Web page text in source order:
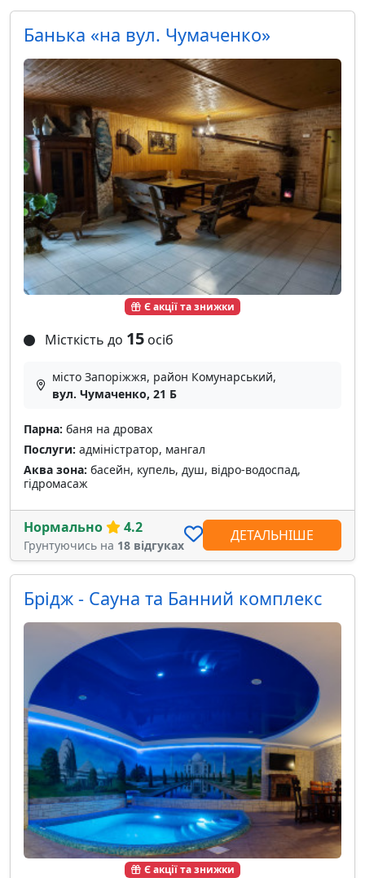
Є акції та знижки
Банька «на вул. Чумаченко»
Місткість до 15 осіб
місто Запоріжжя, район Комунарський,
вул. Чумаченко, 21 Б
Парна: баня на дровах
Послуги: адміністратор, мангал
Аква зона: басейн, купель, душ, відро-водоспад,
гідромасаж
Нормально 4.2
Грунтуючись на 18 відгуках
ДЕТАЛЬНІШЕ
Є акції та знижки
Брідж - Сауна та Банний комплекс